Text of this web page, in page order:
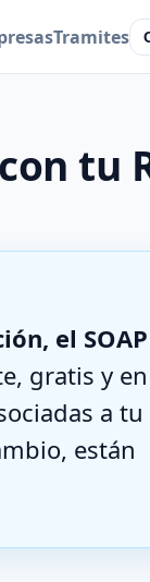
Tramites
tu
el
gratis y en
a tu
están